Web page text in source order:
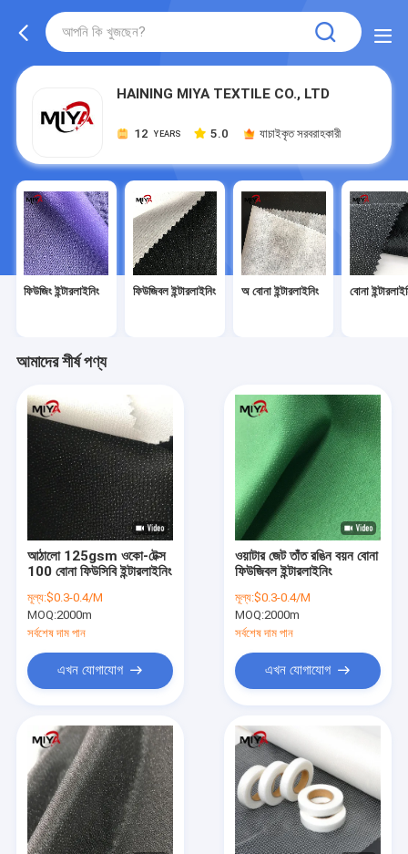
HAINING MIYA TEXTILE CO., LTD
12 YEARS 5.0 যাচাইকৃত সরবরাহকারী
ফিউজিং ইন্টারলাইনিং ফিউজিবল ইন্টারলাইনিং অ বোনা ইন্টারলাইনিং বোনা
আমাদের শীর্ষ পণ্য
আঠালো 125gsm ওকো-টেক্স
100 বোনা ফিউসিবি ইন্টারলাইনিং
মূল্য:$0.3-0.4/M
MOQ:2000m
সর্বশেষ দাম পান
এখন যোগাযোগ
ওয়াটার জেট তাঁত রঙিন বয়ন বোনা
ফিউজিবল ইন্টারলাইনিং
মূল্য:$0.3-0.4/M
MOQ:2000m
সর্বশেষ দাম পান
এখন যোগাযোগ